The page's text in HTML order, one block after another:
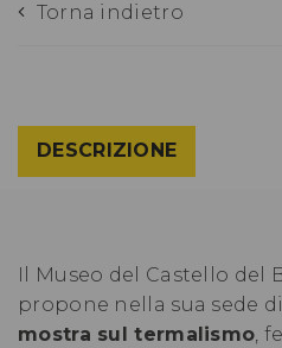
Torna indietro
DESCRIZIONE
Il Museo del Castello del
propone nella sua sede di
mostra sul termalismo,